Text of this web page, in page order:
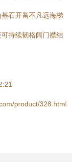
石开凿不凡远海梯
持续韧格阔门襟结
product/328.html